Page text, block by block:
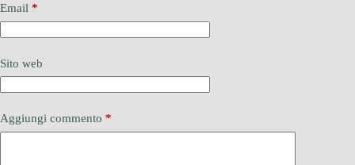
Email *
Sito web
Aggiungi commento *